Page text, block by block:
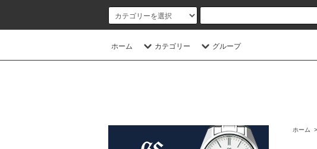
ホーム カテゴリー グループ
ホーム >